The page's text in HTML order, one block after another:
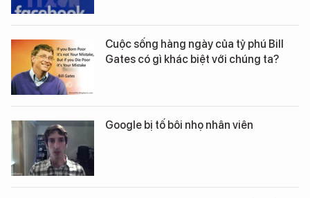
Cuộc sống hàng ngày của tỷ phú Bill
Gates có gì khác biệt với chúng ta?
Google bị tố bôi nhọ nhân viên